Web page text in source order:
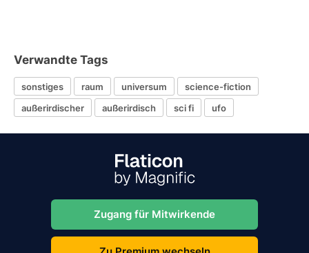
Verwandte Tags
sonstiges raum universum
science-fiction
außerirdischer
außerirdisch sci fi ufo
Zugang für Mitwirkende